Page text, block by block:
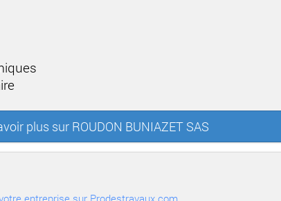
plus sur ROUDON BUNIAZET SAS
entreprise sur Prodestravaux.com